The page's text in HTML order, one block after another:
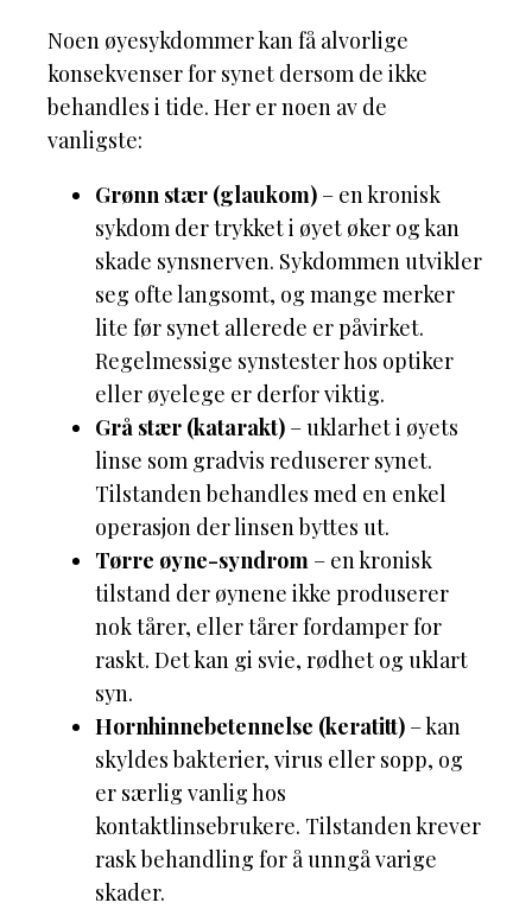
Noen øyesykdommer kan få alvorlige
konsekvenser for synet dersom de ikke
behandles i tide. Her er noen av de
vanligste:
Grønn stær (glaukom) – en kronisk
sykdom der trykket i øyet øker og kan
skade synsnerven. Sykdommen utvikler
seg ofte langsomt, og mange merker
lite før synet allerede er påvirket.
Regelmessige synstester hos optiker
eller øyelege er derfor viktig.
Grå stær (katarakt) – uklarhet i øyets
linse som gradvis reduserer synet.
Tilstanden behandles med en enkel
operasjon der linsen byttes ut.
Tørre øyne-syndrom – en kronisk
tilstand der øynene ikke produserer
nok tårer, eller tårer fordamper for
raskt. Det kan gi svie, rødhet og uklart
syn.
Hornhinnebetennelse (keratitt) – kan
skyldes bakterier, virus eller sopp, og
er særlig vanlig hos
kontaktlinsebrukere. Tilstanden krever
rask behandling for å unngå varige
skader.